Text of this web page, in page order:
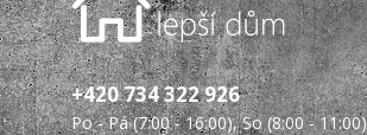
+420 734 322 926
Po - Pá (7:00 - 16:00), So (8:00 - 11:00)